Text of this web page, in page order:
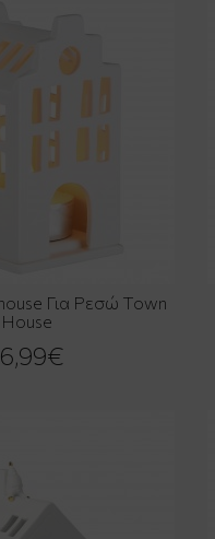
Για Ρεσώ Town
House